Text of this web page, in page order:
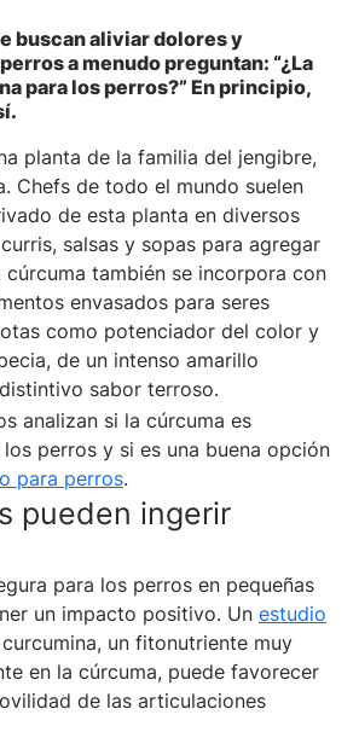
buscan aliviar dolores y
a menudo preguntan: “¿La
para los perros?” En principio,
planta de la familia del jengibre,
Chefs de todo el mundo suelen
de esta planta en diversos
salsas y sopas para agregar
también se incorpora con
envasados para seres
como potenciador del color y
de un intenso amarillo
sabor terroso.
analizan si la cúrcuma es
perros y si es una buena opción
para perros.
pueden ingerir
para los perros en pequeñas
un impacto positivo. Un estudio
un fitonutriente muy
en la cúrcuma, puede favorecer
de las articulaciones